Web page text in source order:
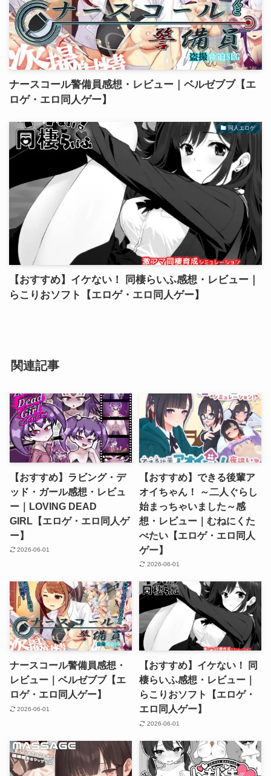
ナースコール警備員感想・レビュー｜ベルゼブブ【エ
ロゲ・エロ同人ゲー】
同人エロゲ
【おすすめ】イケない！ 同棲らいふ感想・レビュー｜
らこりおソフト【エロゲ・エロ同人ゲー】
関連記事
【おすすめ】ラビング・デ
ッド・ガール感想・レビュ
ー｜LOVING DEAD
GIRL【エロゲ・エロ同人ゲ
ー】
2026-06-01
【おすすめ】できる後輩ア
オイちゃん！ ～二人ぐらし
始まっちゃいました～感
想・レビュー｜むねにくた
べたい【エロゲ・エロ同人
ゲー】
2026-06-01
ナースコール警備員感想・
レビュー｜ベルゼブブ【エ
ロゲ・エロ同人ゲー】
2026-06-01
【おすすめ】イケない！ 同
棲らいふ感想・レビュー｜
らこりおソフト【エロゲ・
エロ同人ゲー】
2026-06-01